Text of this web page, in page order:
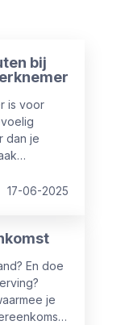
bij
is voor
dan je
die niet
de 3
17-06-2025
En doe
je